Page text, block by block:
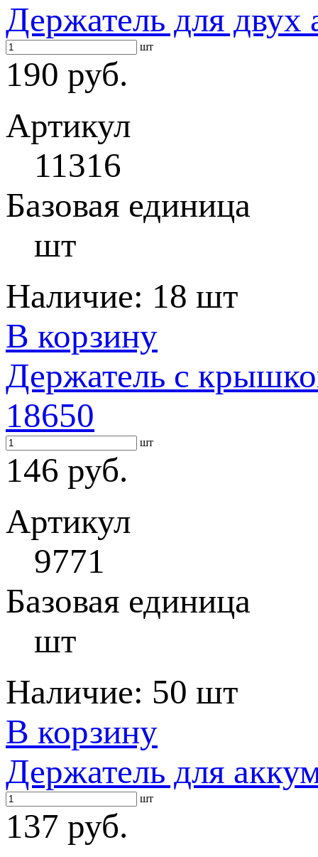
Держатель для двух
шт
190 руб.
Артикул
11316
Базовая единица
шт
Наличие: 18 шт
В корзину
Держатель с
18650
шт
146 руб.
Артикул
9771
Базовая единица
шт
Наличие: 50 шт
В корзину
Держатель для
шт
137 руб.